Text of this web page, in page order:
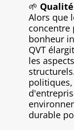
🌱
Alors que
concentre
bonheur
QVT
les
durable